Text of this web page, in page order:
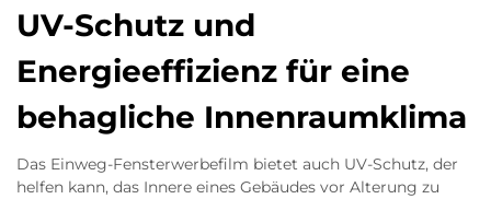
UV-Schutz und
Energieeffizienz für eine
behagliche Innenraumklima
Das Einweg-Fensterwerbefilm bietet auch UV-Schutz, der
helfen kann, das Innere eines Gebäudes vor Alterung zu